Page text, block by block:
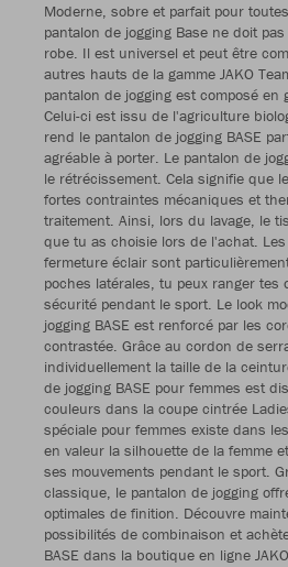
Moderne, sobre et parfait pour
pantalon de jogging Base ne doit
robe. Il est universel et peut être
autres hauts de la gamme JAKO
pantalon de jogging est composé en
Celui-ci est issu de l'agriculture
rend le pantalon de jogging BASE
agréable à porter. Le pantalon de
le rétrécissement. Cela signifie que
fortes contraintes mécaniques et
traitement. Ainsi, lors du lavage, le
que tu as choisie lors de l'achat.
fermeture éclair sont
poches latérales, tu peux ranger tes
sécurité pendant le sport. Le look
jogging BASE est renforcé par les
contrastée. Grâce au cordon de
individuellement la taille de la
de jogging BASE pour femmes est
couleurs dans la coupe cintrée
spéciale pour femmes existe dans
en valeur la silhouette de la femme
ses mouvements pendant le sport.
classique, le pantalon de jogging
optimales de finition. Découvre
possibilités de combinaison et
BASE dans la boutique en ligne